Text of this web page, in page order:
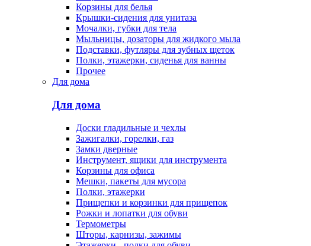
Корзины для белья
Крышки-сидения для унитаза
Мочалки, губки для тела
Мыльницы, дозаторы для жидкого мыла
Подставки, футляры для зубных щеток
Полки, этажерки, сиденья для ванны
Прочее
Для дома
Для дома
Доски гладильные и чехлы
Зажигалки, горелки, газ
Замки дверные
Инструмент, ящики для инструмента
Корзины для офиса
Мешки, пакеты для мусора
Полки, этажерки
Прищепки и корзинки для прищепок
Рожки и лопатки для обуви
Термометры
Шторы, карнизы, зажимы